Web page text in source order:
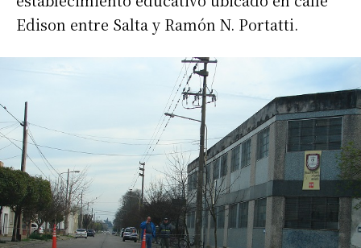
Edison entre Salta y Ramón N. Portatti.